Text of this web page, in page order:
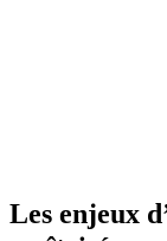
Les enjeux